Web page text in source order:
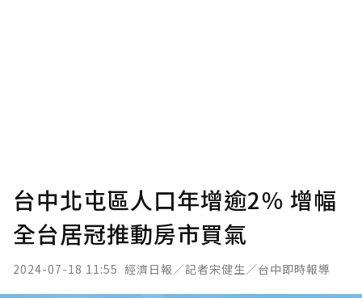
台中北屯區人口年增逾2％ 增幅
全台居冠推動房市買氣
2024-07-18 11:55 經濟日報／記者宋健生／台中即時報導